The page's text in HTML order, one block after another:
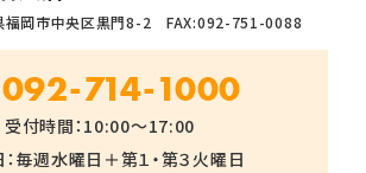
福岡市中央区黒門8-2 FAX:092-751-0088
092-714-1000
受付時間：10:00～17:00
毎週水曜日＋第１・第３火曜日